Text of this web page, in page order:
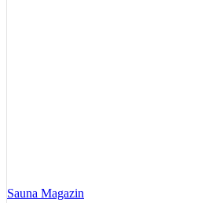
Sauna Magazin